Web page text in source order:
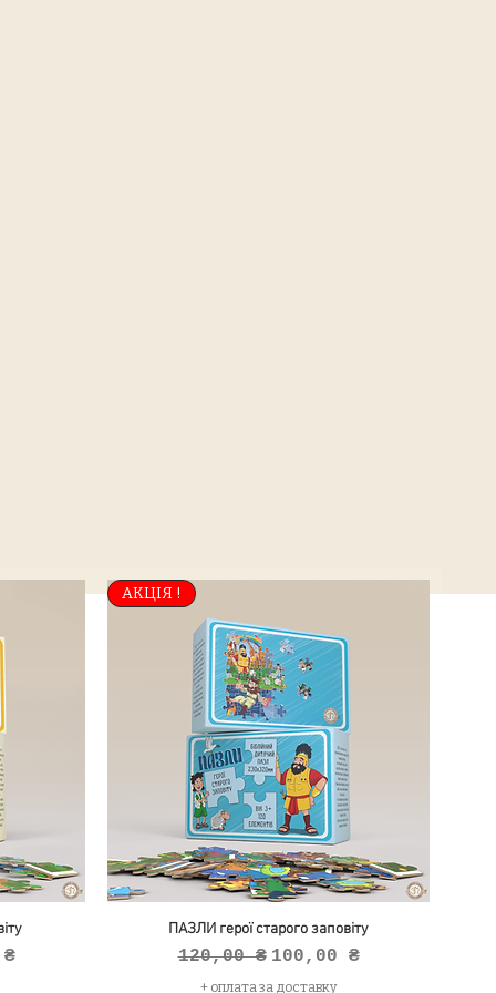
АКЦІЯ !
ПАЗЛИ герої старого заповіту
Звичайна ціна
120,00 ₴ За розпродажем
100,00 ₴
+ оплата за доставку